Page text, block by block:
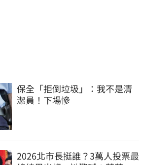
保全「拒倒垃圾」：我不是清
潔員！下場慘
2026北市長挺誰？3萬人投票最